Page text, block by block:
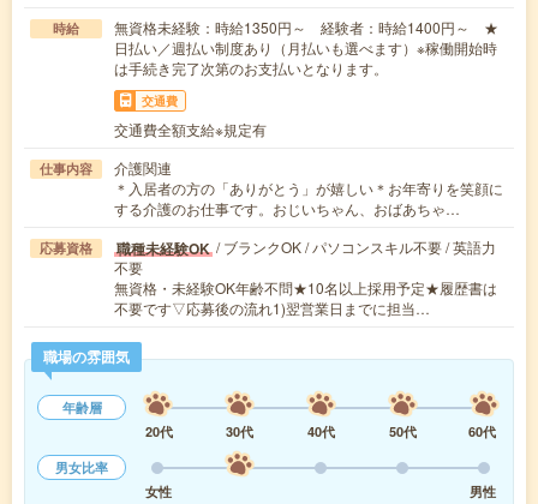
時給
無資格未経験：時給1350円～ 経験者：時給1400円～ ★
日払い／週払い制度あり（月払いも選べます）※稼働開始時
は手続き完了次第のお支払いとなります。
交通費
交通費全額支給※規定有
仕事内容
介護関連
＊入居者の方の「ありがとう」が嬉しい＊お年寄りを笑顔に
する介護のお仕事です。おじいちゃん、おばあちゃ…
応募資格 職種未経験OK / ブランクOK / パソコンスキル不要 / 英語力
不要
無資格・未経験OK年齢不問★10名以上採用予定★履歴書は
不要です▽応募後の流れ1)翌営業日までに担当…
職場の雰囲気
年齢層
20代
30代 40代 50代
60代
男女比率
女性
男性